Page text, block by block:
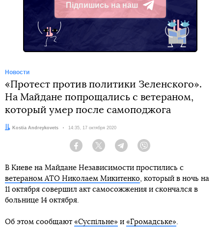
Підпишись на наш
Telegram
Новости
«Протест против политики Зеленского».
На Майдане попрощались с ветераном,
который умер после самоподжога
Автор:Kostia Andreykovets Дата:
14:35, 17 октября 2020
Facebook Twitter Telegram
В Киеве на Майдане Независимости простились с
ветераном АТО Николаем Микитенко, который в ночь на
11 октября совершил акт самосожжения и скончался в
больнице 14 октября.
Об этом сообщают «Суспільне» и «Громадське».